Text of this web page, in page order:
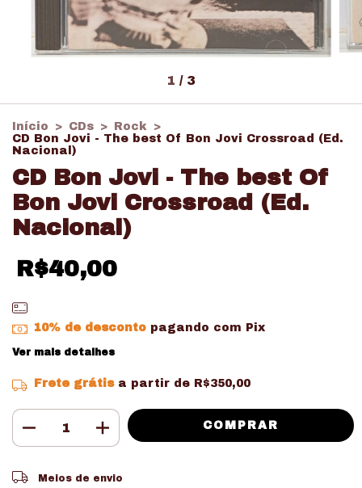
1 / 3
Início > CDs > Rock
>
CD Bon Jovi - The best Of Bon Jovi Crossroad (Ed.
Nacional)
CD Bon Jovi - The best Of
Bon Jovi Crossroad (Ed.
Nacional)
R$40,00
10% de descontopagando com Pix
Ver mais detalhes
Frete grátis a partir de R$350,00
Entregas para o CEP:
Meios de envio